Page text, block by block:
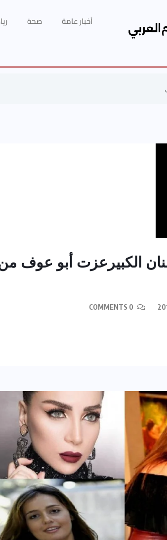
أخبار عامة صحة
الكبيرعزت أبو عوف